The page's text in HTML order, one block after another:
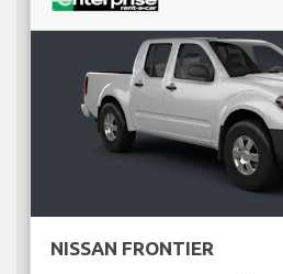
NISSAN FRONTIER